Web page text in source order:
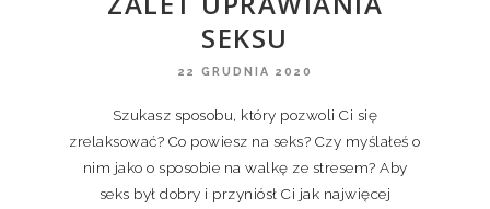
SEKSU
22 GRUDNIA 2020
Szukasz sposobu, który pozwoli Ci się
zrelaksować? Co powiesz na seks? Czy myślałeś o
nim jako o sposobie na walkę ze stresem? Aby
seks był dobry i przyniósł Ci jak najwięcej